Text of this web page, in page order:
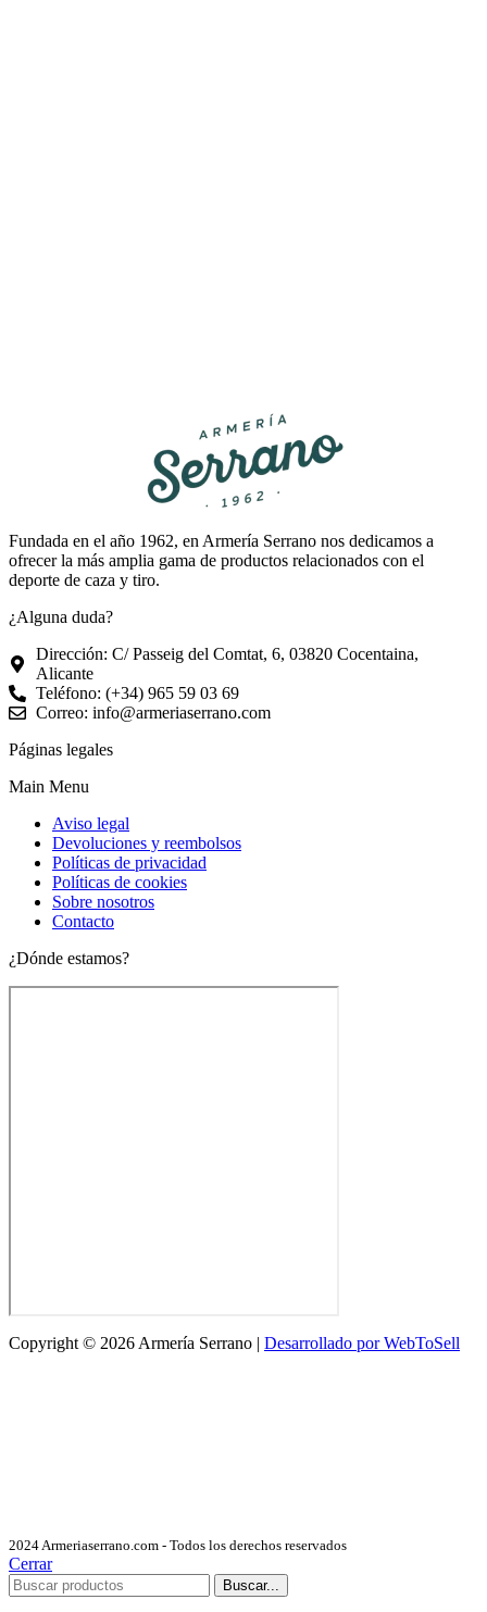
Fundada en el año 1962, en Armería Serrano nos dedicamos a
ofrecer la más amplia gama de productos relacionados con el
deporte de caza y tiro.
¿Alguna duda?
Dirección: C/ Passeig del Comtat, 6, 03820 Cocentaina,
Alicante
Teléfono: (+34) 965 59 03 69
Correo: info@armeriaserrano.com
Páginas legales
Main Menu
Aviso legal
Devoluciones y reembolsos
Políticas de privacidad
Políticas de cookies
Sobre nosotros
Contacto
¿Dónde estamos?
Copyright © 2026 Armería Serrano | Desarrollado por WebToSell
2024 Armeriaserrano.com - Todos los derechos reservados
Cerrar
Buscar...